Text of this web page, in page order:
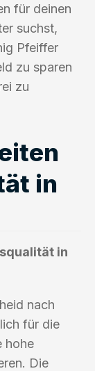
für deinen
suchst,
Pfeiffer
zu sparen
zu
in
in
nach
für die
hohe
Die